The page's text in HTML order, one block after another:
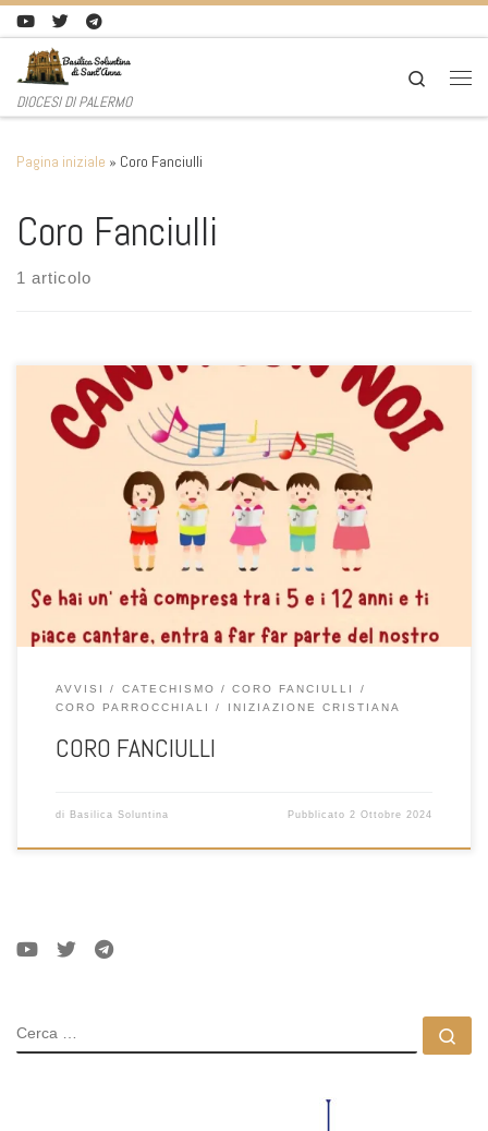
Passa al contenuto
DIOCESI DI PALERMO
Search
Pagina iniziale » Coro Fanciulli
Coro Fanciulli
1 articolo
Caro Amico/a desideri Cantare, Vorresti fare un piccolo servizio in
Parrocchia, Ami il Canto e la Musica. Vieni Ti Aspettiamo
AVVISI CATECHISMO
CORO FANCIULLI
CORO PARROCCHIALI
INIZIAZIONE CRISTIANA
CORO FANCIULLI
di Basilica Soluntina Pubblicato 2 Ottobre 2024
CERCA